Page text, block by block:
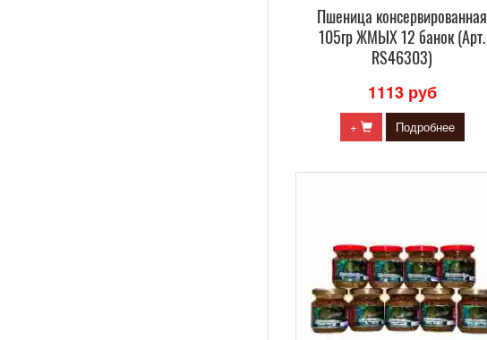
Пшеница консервированная
105гр ЖМЫХ 12 банок (Арт.
RS46303)
1113 руб
+ Подробнее